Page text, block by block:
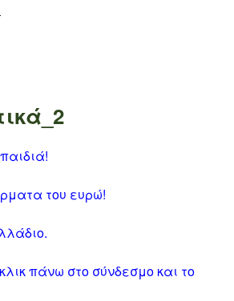
του ευρώ!
πάνω στο σύνδεσμο και το